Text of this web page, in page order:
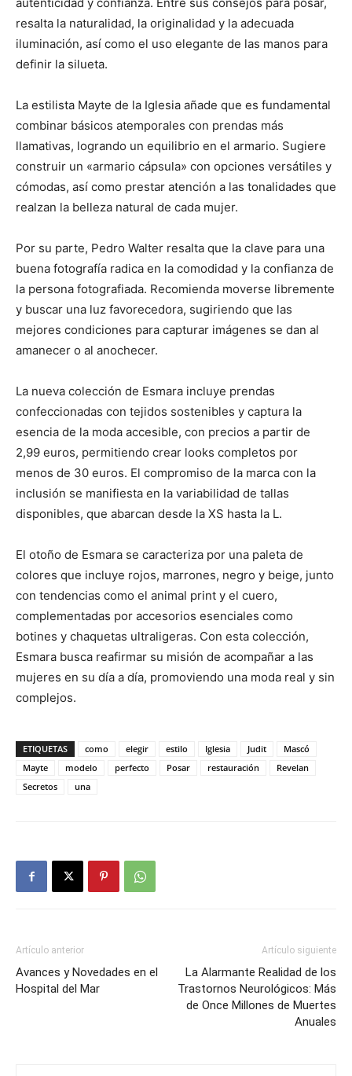
autenticidad y confianza. Entre sus consejos para posar,
resalta la naturalidad, la originalidad y la adecuada
iluminación, así como el uso elegante de las manos para
definir la silueta.
La estilista Mayte de la Iglesia añade que es fundamental
combinar básicos atemporales con prendas más
llamativas, logrando un equilibrio en el armario. Sugiere
construir un «armario cápsula» con opciones versátiles y
cómodas, así como prestar atención a las tonalidades que
realzan la belleza natural de cada mujer.
Por su parte, Pedro Walter resalta que la clave para una
buena fotografía radica en la comodidad y la confianza de
la persona fotografiada. Recomienda moverse libremente
y buscar una luz favorecedora, sugiriendo que las
mejores condiciones para capturar imágenes se dan al
amanecer o al anochecer.
La nueva colección de Esmara incluye prendas
confeccionadas con tejidos sostenibles y captura la
esencia de la moda accesible, con precios a partir de
2,99 euros, permitiendo crear looks completos por
menos de 30 euros. El compromiso de la marca con la
inclusión se manifiesta en la variabilidad de tallas
disponibles, que abarcan desde la XS hasta la L.
El otoño de Esmara se caracteriza por una paleta de
colores que incluye rojos, marrones, negro y beige, junto
con tendencias como el animal print y el cuero,
complementadas por accesorios esenciales como
botines y chaquetas ultraligeras. Con esta colección,
Esmara busca reafirmar su misión de acompañar a las
mujeres en su día a día, promoviendo una moda real y sin
complejos.
ETIQUETAS como elegir estilo Iglesia Judit
Mascó
Mayte
modelo perfecto Posar restauración
Revelan
Secretos
una
Artículo anterior
Avances y Novedades en el
Hospital del Mar
Artículo siguiente
La Alarmante Realidad de los
Trastornos Neurológicos: Más
de Once Millones de Muertes
Anuales